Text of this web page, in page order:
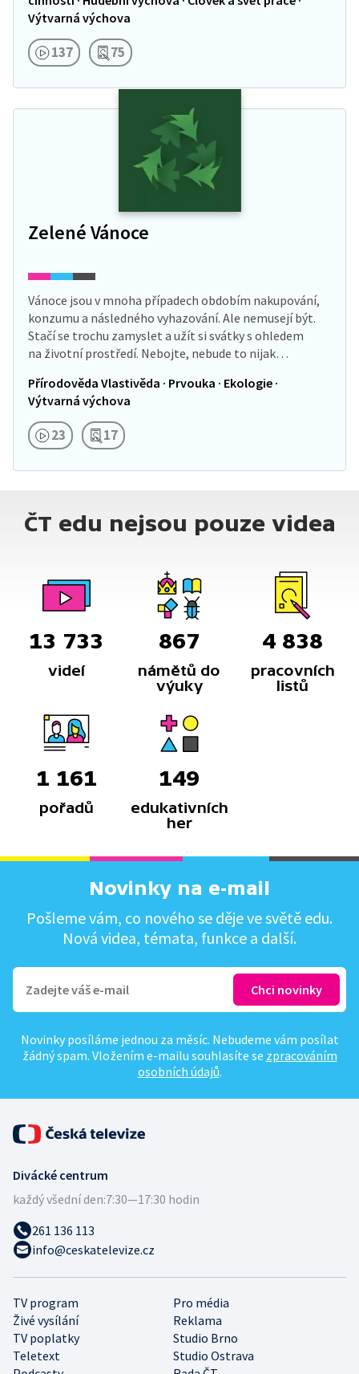
Výtvarná výchova
137 75
Zelené Vánoce
Vánoce jsou v mnoha případech obdobím nakupování,
konzumu a následného vyhazování. Ale nemusejí být.
Stačí se trochu zamyslet a užít si svátky s ohledem
na životní prostředí. Nebojte, nebude to nijak…
Přírodověda Vlastivěda · Prvouka · Ekologie ·
Výtvarná výchova
23 17
ČT edu nejsou pouze videa
13 733
videí
867
námětů do
výuky
4 838
pracovních
listů
1 161
pořadů
149
edukativních
her
Novinky na e-mail
Pošleme vám, co nového se děje ve světě edu.
Nová videa, témata, funkce a další.
Novinky posíláme jednou za měsíc. Nebudeme vám posílat
žádný spam. Vložením e-mailu souhlasíte se zpracováním
osobních údajů.